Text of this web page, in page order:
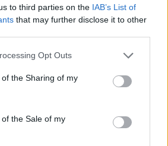
to third parties on the IAB’s List of
that may further disclose it to other
Opt Outs
the Sharing of my
the Sale of my
a nyugat-európai országok
szerződést a Szovjetunióval, s
szeretné az orosz gáz
Közel-Keletről Törökországon,
Magyarországon...